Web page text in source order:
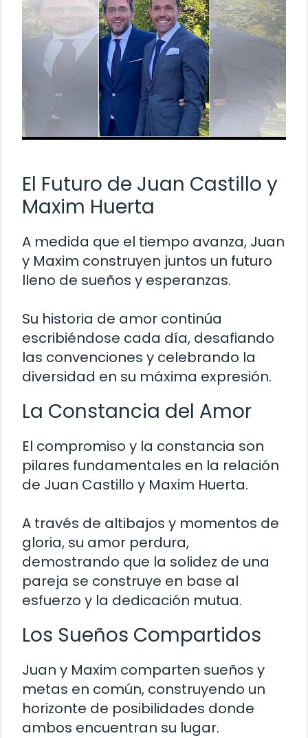
El Futuro de Juan Castillo y
Maxim Huerta
A medida que el tiempo avanza, Juan
y Maxim construyen juntos un futuro
lleno de sueños y esperanzas.
Su historia de amor continúa
escribiéndose cada día, desafiando
las convenciones y celebrando la
diversidad en su máxima expresión.
La Constancia del Amor
El compromiso y la constancia son
pilares fundamentales en la relación
de Juan Castillo y Maxim Huerta.
A través de altibajos y momentos de
gloria, su amor perdura,
demostrando que la solidez de una
pareja se construye en base al
esfuerzo y la dedicación mutua.
Los Sueños Compartidos
Juan y Maxim comparten sueños y
metas en común, construyendo un
horizonte de posibilidades donde
ambos encuentran su lugar.